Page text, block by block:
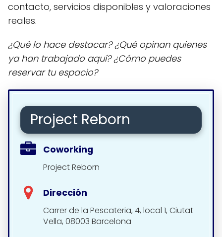
contacto, servicios disponibles y valoraciones
reales.
¿Qué lo hace destacar? ¿Qué opinan quienes
ya han trabajado aquí? ¿Cómo puedes
reservar tu espacio?
Project Reborn
Coworking
Project Reborn
Dirección
Carrer de la Pescateria, 4, local 1, Ciutat
Vella, 08003 Barcelona